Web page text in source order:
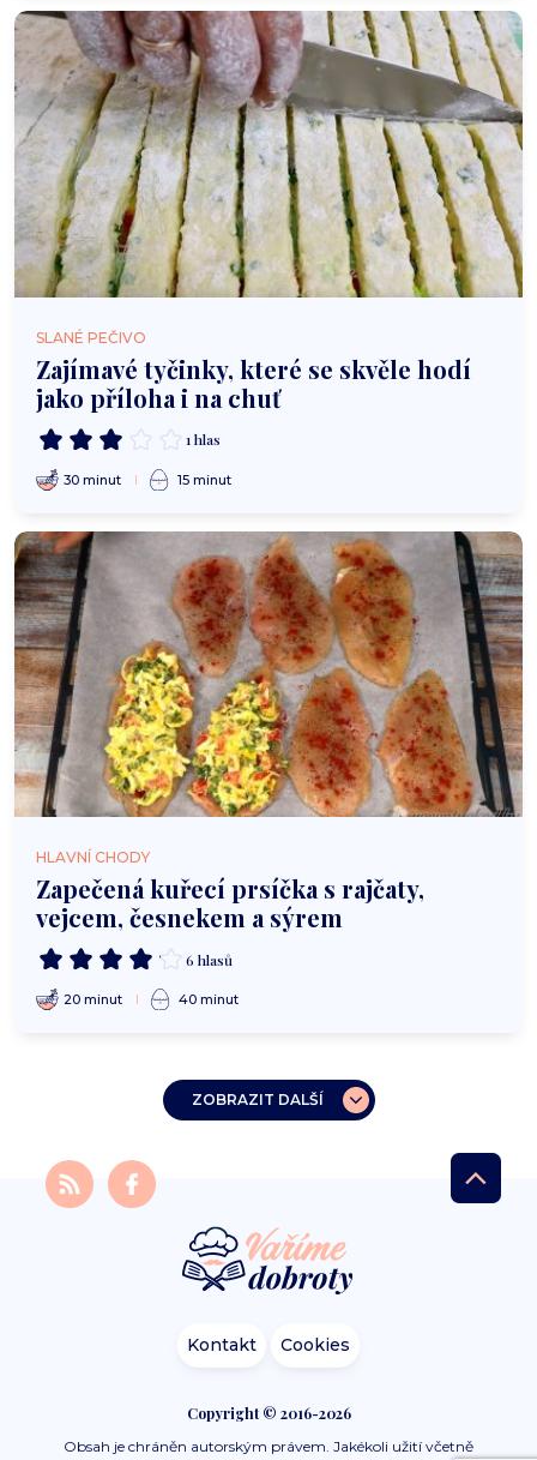
SLANÉ PEČIVO
Zajímavé tyčinky, které se skvěle hodí
jako příloha i na chuť
1 hlas
30 minut 15 minut
HLAVNÍ CHODY
Zapečená kuřecí prsíčka s rajčaty,
vejcem, česnekem a sýrem
6 hlasů
20 minut 40 minut
ZOBRAZIT DALŠÍ
Kontakt Cookies
Copyright © 2016-2026
Obsah je chráněn autorským právem. Jakékoli užití včetně